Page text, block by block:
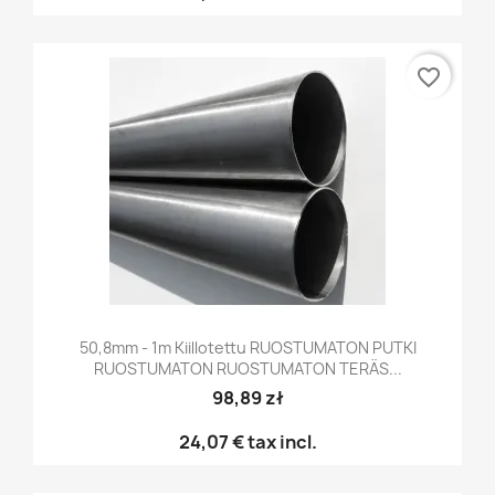
50,8mm - 1m Kiillotettu RUOSTUMATON PUTKI
RUOSTUMATON RUOSTUMATON TERÄS...
98,89 zł
24,07 €tax incl.
favorite_border